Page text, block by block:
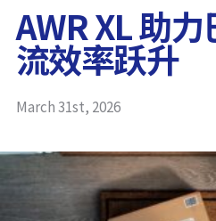
AWR XL 助
流效率跃升
March 31st, 2026